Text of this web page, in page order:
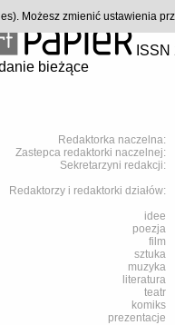
bieżące
Redaktorka naczelna:
Zastepca redaktorki naczelnej:
Sekretarzyni redakcji:
Redaktorzy i redaktorki działów:
idee
poezja
film
sztuka
muzyka
literatura
teatr
komiks
prezentacje
Możesz zmienić ustawienia